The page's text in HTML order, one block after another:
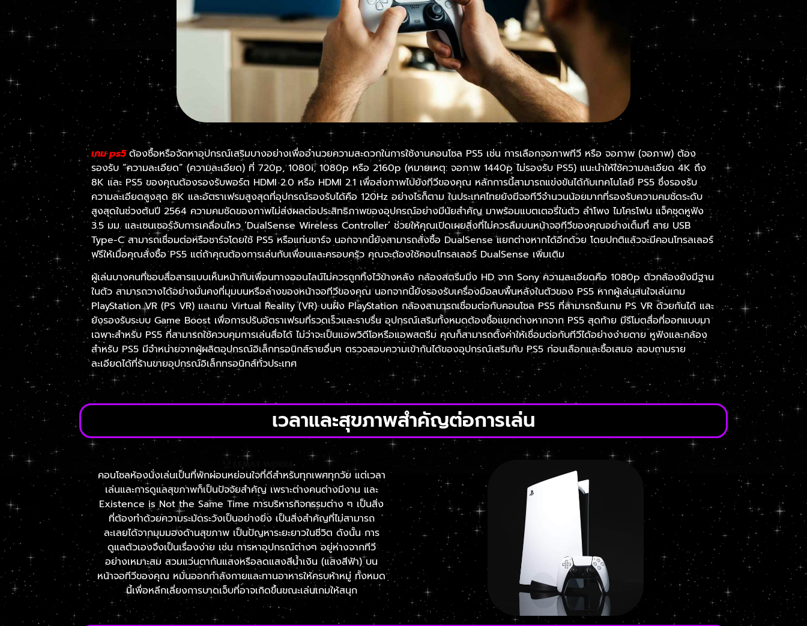
เกม ps5ต้องซื้อหรือจัดหาอุปกรณ์เสริมบางอย่างเพื่ออำนวยความสะดวกในการใช้งานคอนโซล PS5 เช่น การเลือกจอภาพทีวี หรือ จอภาพ (จอภาพ) ต้อง
รองรับ “ความละเอียด” (ความละเอียด) ที่ 720p, 1080i, 1080p หรือ 2160p (หมายเหตุ: จอภาพ 1440p ไม่รองรับ PS5) แนะนำให้ใช้ความละเอียด 4K ถึง
8K และ PS5 ของคุณต้องรองรับพอร์ต HDMI 2.0 หรือ HDMI 2.1 เพื่อส่งภาพไปยังทีวีของคุณ หลักการนี้สามารถแข่งขันได้กับเทคโนโลยี PS5 ซึ่งรองรับ
ความละเอียดสูงสุด 8K และอัตราเฟรมสูงสุดที่อุปกรณ์รองรับได้คือ 120Hz อย่างไรก็ตาม ในประเทศไทยยังมีจอทีวีจำนวนน้อยมากที่รองรับความคมชัดระดับ
สูงสุดในช่วงต้นปี 2564 ความคมชัดของภาพไม่ส่งผลต่อประสิทธิภาพของอุปกรณ์อย่างมีนัยสำคัญ มาพร้อมแบตเตอรี่ในตัว ลำโพง ไมโครโฟน แจ็คชุดหูฟัง
3.5 มม. และเซนเซอร์จับการเคลื่อนไหว ‘DualSense Wireless Controller’ ช่วยให้คุณเปิดเผยสิ่งที่ไม่ควรลืมบนหน้าจอทีวีของคุณอย่างเต็มที่ สาย USB
Type-C สามารถเชื่อมต่อหรือชาร์จโดยใช้ PS5 หรือแท่นชาร์จ นอกจากนี้ยังสามารถสั่งซื้อ DualSense แยกต่างหากได้อีกด้วย โดยปกติแล้วจะมีคอนโทรลเลอร์
ฟรีให้เมื่อคุณสั่งซื้อ PS5 แต่ถ้าคุณต้องการเล่นกับเพื่อนและครอบครัว คุณจะต้องใช้คอนโทรลเลอร์ DualSense เพิ่มเติม
ผู้เล่นบางคนที่ชอบสื่อสารแบบเห็นหน้ากับเพื่อนทางออนไลน์ไม่ควรถูกทิ้งไว้ข้างหลัง กล้องสตรีมมิ่ง HD จาก Sony ความละเอียดคือ 1080p ตัวกล้องยังมีฐาน
ในตัว สามารถวางได้อย่างมั่นคงที่มุมบนหรือล่างของหน้าจอทีวีของคุณ นอกจากนี้ยังรองรับเครื่องมือลบพื้นหลังในตัวของ PS5 หากผู้เล่นสนใจเล่นเกม
PlayStation VR (PS VR) และเกม Virtual Reality (VR) บนฝั่ง PlayStation กล้องสามารถเชื่อมต่อกับคอนโซล PS5 ที่สามารถรันเกม PS VR ด้วยกันได้ และ
ยังรองรับระบบ Game Boost เพื่อการปรับอัตราเฟรมที่รวดเร็วและราบรื่น อุปกรณ์เสริมทั้งหมดต้องซื้อแยกต่างหากจาก PS5 สุดท้าย มีรีโมตสื่อที่ออกแบบมา
เฉพาะสำหรับ PS5 ที่สามารถใช้ควบคุมการเล่นสื่อได้ ไม่ว่าจะเป็นแอพวิดีโอหรือแอพสตรีม คุณก็สามารถตั้งค่าให้เชื่อมต่อกับทีวีได้อย่างง่ายดาย หูฟังและกล้อง
สำหรับ PS5 มีจำหน่ายจากผู้ผลิตอุปกรณ์อิเล็กทรอนิกส์รายอื่นๆ ตรวจสอบความเข้ากันได้ของอุปกรณ์เสริมกับ PS5 ก่อนเลือกและซื้อเสมอ สอบถามราย
ละเอียดได้ที่ร้านขายอุปกรณ์อิเล็กทรอนิกส์ทั่วประเทศ
เวลาและสุขภาพสำคัญต่อการเล่น
คอนโซลห้องนั่งเล่นเป็นที่พักผ่อนหย่อนใจที่ดีสำหรับทุกเพศทุกวัย แต่เวลา
เล่นและการดูแลสุขภาพก็เป็นปัจจัยสำคัญ เพราะต่างคนต่างมีงาน และ
Existence is Not the Same Time การบริหารกิจกรรมต่าง ๆ เป็นสิ่ง
ที่ต้องทำด้วยความระมัดระวังเป็นอย่างยิ่ง เป็นสิ่งสำคัญที่ไม่สามารถ
ละเลยได้จากมุมมองด้านสุขภาพ เป็นปัญหาระยะยาวในชีวิต ดังนั้น การ
ดูแลตัวเองจึงเป็นเรื่องง่าย เช่น การหาอุปกรณ์ต่างๆ อยู่ห่างจากทีวี
อย่างเหมาะสม สวมแว่นตากันแสงหรือลดแสงสีน้ำเงิน (แสงสีฟ้า) บน
หน้าจอทีวีของคุณ หมั่นออกกำลังกายและทานอาหารให้ครบห้าหมู่ ทั้งหมด
นี้เพื่อหลีกเลี่ยงการบาดเจ็บที่อาจเกิดขึ้นขณะเล่นเกมให้สนุก